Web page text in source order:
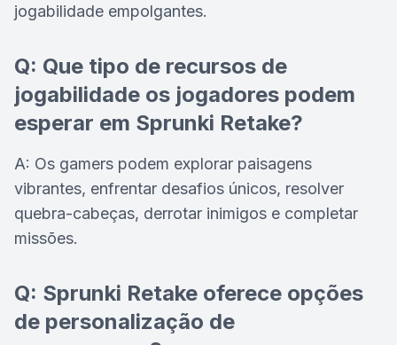
jogabilidade empolgantes.
Q: Que tipo de recursos de
jogabilidade os jogadores podem
esperar em Sprunki Retake?
A: Os gamers podem explorar paisagens
vibrantes, enfrentar desafios únicos, resolver
quebra-cabeças, derrotar inimigos e completar
missões.
Q: Sprunki Retake oferece opções
de personalização de